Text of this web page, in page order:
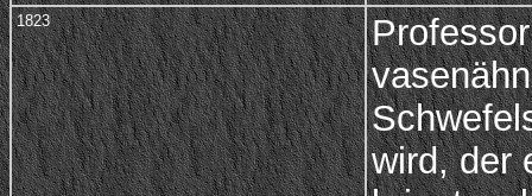
1823
wird, der